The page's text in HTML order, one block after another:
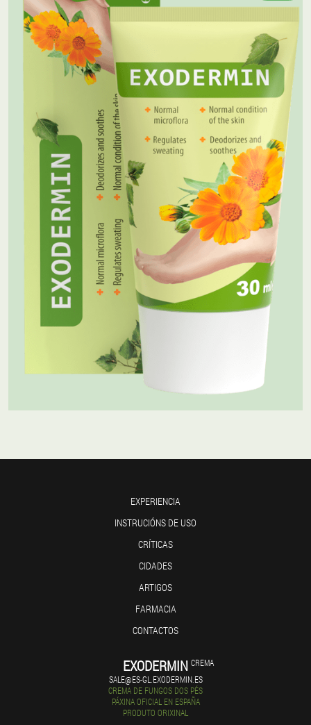
EXPERIENCIA
INSTRUCIÓNS DE USO
CRÍTICAS
CIDADES
ARTIGOS
FARMACIA
CONTACTOS
EXODERMIN CREMA
SALE@ES-GL.EXODERMIN.ES
CREMA DE FUNGOS DOS PÉS
PÁXINA OFICIAL EN ESPAÑA
PRODUTO ORIXINAL